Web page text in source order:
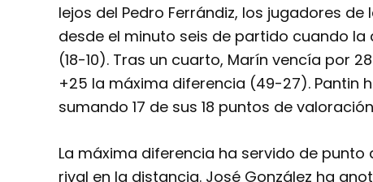
lejos del Pedro Ferrándiz, los jugadores
desde el minuto seis de partido cuando
(18-10). Tras un cuarto, Marín vencía por
+25 la máxima diferencia (49-27). Pantin
sumando 17 de sus 18 puntos de
La máxima diferencia ha servido de punto
rival en la distancia. José González ha